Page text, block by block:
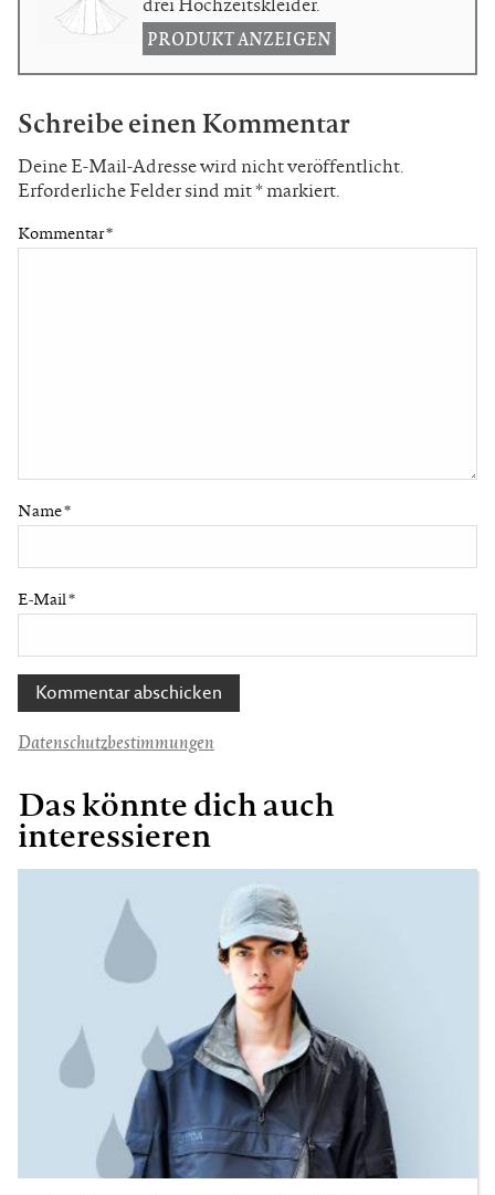
PRODUKT ANZEIGEN
Schreibe einen Kommentar
Deine E-Mail-Adresse wird nicht veröffentlicht.
Erforderliche Felder sind mit*markiert.
Kommentar*
Name*
E-Mail*
Datenschutzbestimmungen
Das könnte dich auch
interessieren